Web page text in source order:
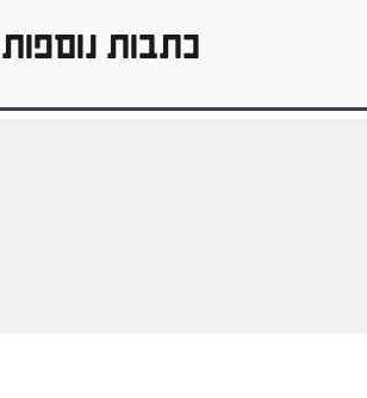
כתבות נוספות